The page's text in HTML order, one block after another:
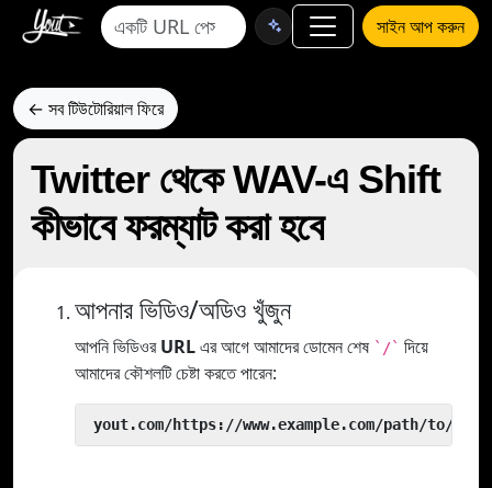
সাইন আপ করুন
← সব টিউটোরিয়াল ফিরে
Twitter থেকে WAV-এ Shift
কীভাবে ফরম্যাট করা হবে
আপনার ভিডিও/অডিও খুঁজুন
আপনি ভিডিওরURLএর আগে আমাদের ডোমেন শেষ `/` দিয়ে
আমাদের কৌশলটি চেষ্টা করতে পারেন:
yout.com/https://www.example.com/path/to/